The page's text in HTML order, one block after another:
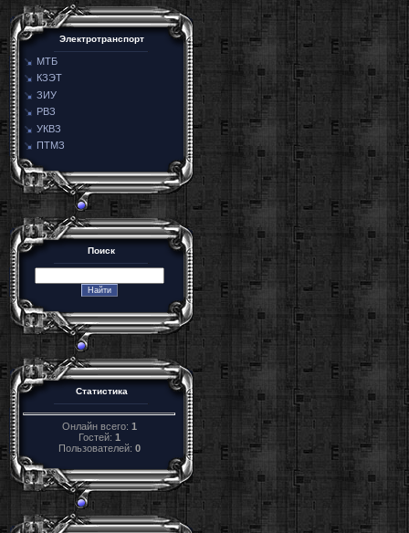
Электротранспорт
МТБ
КЗЭТ
ЗИУ
РВЗ
УКВЗ
ПТМЗ
Поиск
Статистика
Онлайн всего: 1
Гостей: 1
Пользователей: 0